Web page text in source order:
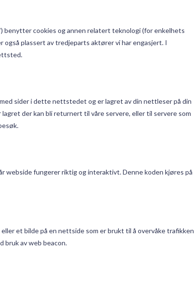
benytter cookies og annen relatert teknologi (for enkelhets
også plassert av tredjeparts aktører vi har engasjert. I
sider i dette nettstedet og er lagret av din nettleser på din
der kan bli returnert til våre servere, eller til servere som
webside fungerer riktig og interaktivt. Denne koden kjøres på
et bilde på en nettside som er brukt til å overvåke trafikken
bruk av web beacon.